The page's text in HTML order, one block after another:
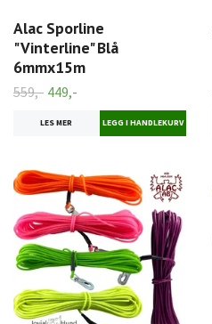
Alac Sporline
"Vinterline" Blå
6mmx15m
559,- 449,-
LES MER